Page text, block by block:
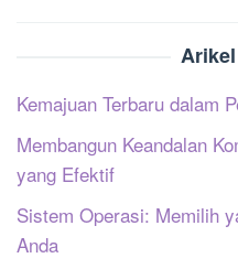
Kemajuan Terbaru dalam
Membangun Keandalan
yang Efektif
Sistem Operasi: Memilih
Anda